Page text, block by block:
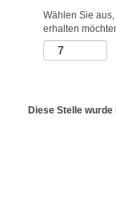
Wählen Sie
erhalten
Diese Stelle